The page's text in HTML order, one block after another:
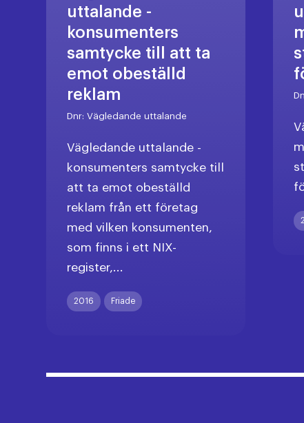
uttalande -
konsumenters
samtycke till att ta
emot obeställd
reklam
Dnr:Vägledande uttalande
Vägledande uttalande -
konsumenters samtycke till
att ta emot obeställd
reklam från ett företag
med vilken konsumenten,
som finns i ett NIX-
register,...
2016 Friade